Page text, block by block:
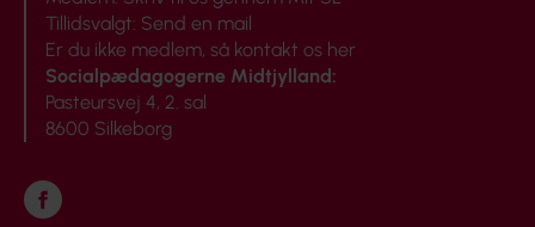
Tillidsvalgt: Send en mail
Er du ikke medlem, så kontakt os her
Socialpædagogerne Midtjylland:
Pasteursvej 4, 2. sal
8600 Silkeborg
Følg os på Facebook